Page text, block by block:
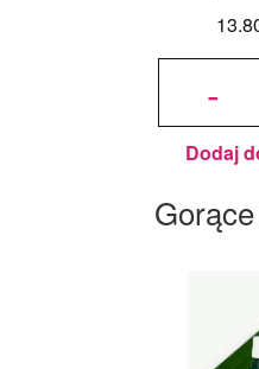
-
ilość
Ø 25 cm, h
cm -
Dodaj